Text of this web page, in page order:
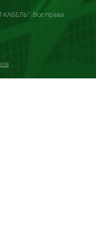
КАБЕЛЬ". Все права